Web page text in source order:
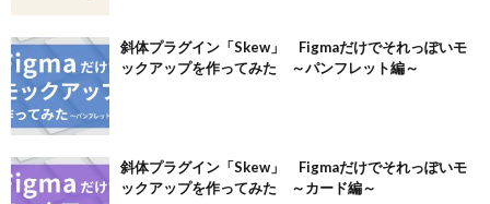
斜体プラグイン「Skew」 Figmaだけでそれっぽいモ
ックアップを作ってみた ～パンフレット編～
斜体プラグイン「Skew」 Figmaだけでそれっぽいモ
ックアップを作ってみた ～カード編～